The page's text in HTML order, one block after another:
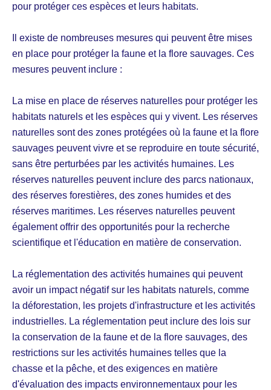
pour protéger ces espèces et leurs habitats.
Il existe de nombreuses mesures qui peuvent être mises
en place pour protéger la faune et la flore sauvages. Ces
mesures peuvent inclure :
La mise en place de réserves naturelles pour protéger les
habitats naturels et les espèces qui y vivent. Les réserves
naturelles sont des zones protégées où la faune et la flore
sauvages peuvent vivre et se reproduire en toute sécurité,
sans être perturbées par les activités humaines. Les
réserves naturelles peuvent inclure des parcs nationaux,
des réserves forestières, des zones humides et des
réserves maritimes. Les réserves naturelles peuvent
également offrir des opportunités pour la recherche
scientifique et l'éducation en matière de conservation.
La réglementation des activités humaines qui peuvent
avoir un impact négatif sur les habitats naturels, comme
la déforestation, les projets d'infrastructure et les activités
industrielles. La réglementation peut inclure des lois sur
la conservation de la faune et de la flore sauvages, des
restrictions sur les activités humaines telles que la
chasse et la pêche, et des exigences en matière
d'évaluation des impacts environnementaux pour les